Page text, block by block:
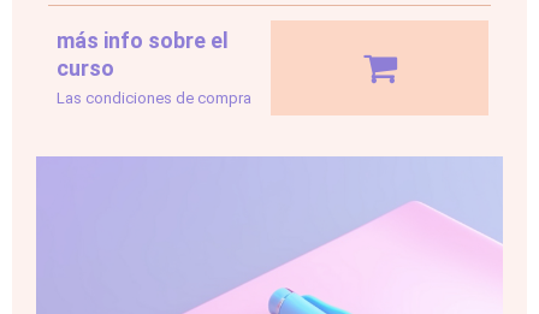
más info sobre el
curso
Las condiciones de compra